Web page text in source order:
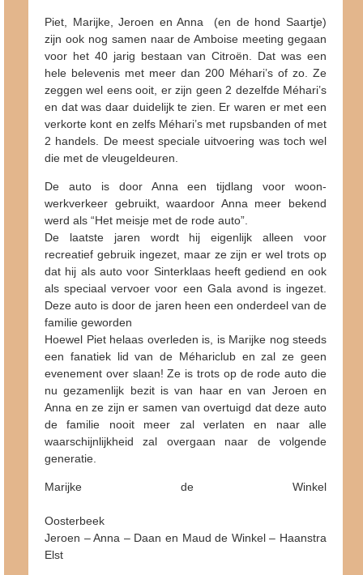
Piet, Marijke, Jeroen en Anna (en de hond Saartje)
zijn ook nog samen naar de Amboise meeting gegaan
voor het 40 jarig bestaan van Citroën. Dat was een
hele belevenis met meer dan 200 Méhari’s of zo. Ze
zeggen wel eens ooit, er zijn geen 2 dezelfde Méhari’s
en dat was daar duidelijk te zien. Er waren er met een
verkorte kont en zelfs Méhari’s met rupsbanden of met
2 handels. De meest speciale uitvoering was toch wel
die met de vleugeldeuren.
De auto is door Anna een tijdlang voor woon-
werkverkeer gebruikt, waardoor Anna meer bekend
werd als “Het meisje met de rode auto”.
De laatste jaren wordt hij eigenlijk alleen voor
recreatief gebruik ingezet, maar ze zijn er wel trots op
dat hij als auto voor Sinterklaas heeft gediend en ook
als speciaal vervoer voor een Gala avond is ingezet.
Deze auto is door de jaren heen een onderdeel van de
familie geworden
Hoewel Piet helaas overleden is, is Marijke nog steeds
een fanatiek lid van de Méhariclub en zal ze geen
evenement over slaan! Ze is trots op de rode auto die
nu gezamenlijk bezit is van haar en van Jeroen en
Anna en ze zijn er samen van overtuigd dat deze auto
de familie nooit meer zal verlaten en naar alle
waarschijnlijkheid zal overgaan naar de volgende
generatie.
Marijke de Winkel
Oosterbeek
Jeroen – Anna – Daan en Maud de Winkel – Haanstra
Elst